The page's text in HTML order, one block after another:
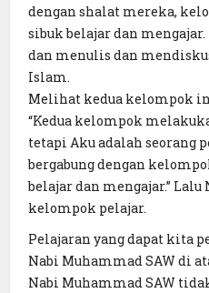
dengan shalat mereka,
sibuk belajar dan
dan menulis dan
Islam.
Melihat kedua kelompok
“Kedua kelompok
tetapi Aku adalah seorang
bergabung dengan
belajar dan mengajar.” Lalu
kelompok pelajar.
Pelajaran yang dapat kita
Nabi Muhammad SAW di
Nabi Muhammad SAW